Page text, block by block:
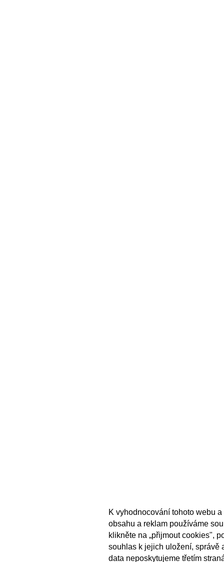
K vyhodnocování tohoto webu
obsahu a reklam používáme
klikněte na „přijmout cookies",
souhlas k jejich uložení, správě
data neposkytujeme třetím